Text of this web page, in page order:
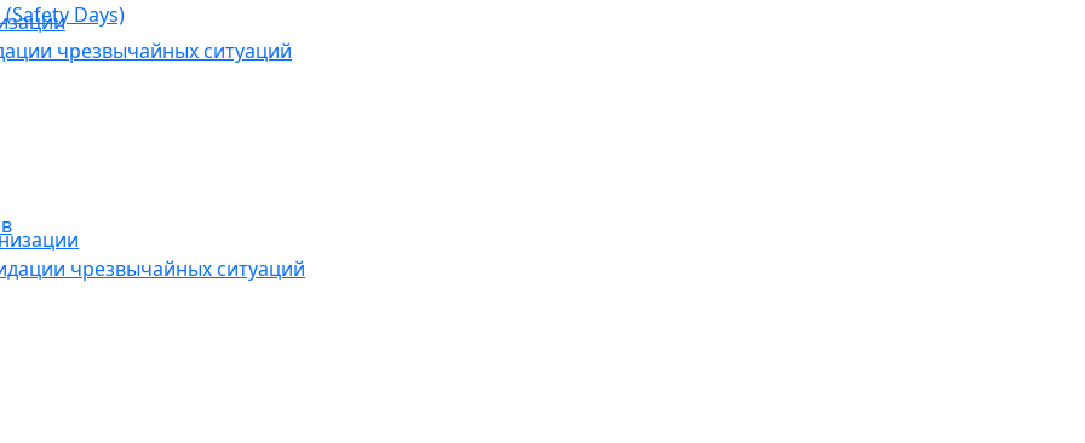
чрезвычайных ситуаций
Days)
чрезвычайных ситуаций